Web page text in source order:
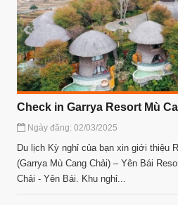
Check in Garrya Resort Mù
Ngày đăng: 02/03/2025
Du lịch Kỳ nghỉ của bạn xin giới thiệu
(Garrya Mù Cang Chải) – Yên Bái
Chải - Yên Bái. Khu nghỉ...